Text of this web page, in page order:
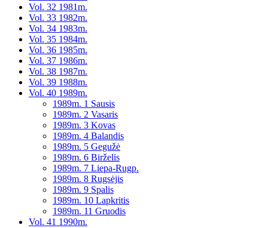
Vol. 32 1981m.
Vol. 33 1982m.
Vol. 34 1983m.
Vol. 35 1984m.
Vol. 36 1985m.
Vol. 37 1986m.
Vol. 38 1987m.
Vol. 39 1988m.
Vol. 40 1989m.
1989m. 1 Sausis
1989m. 2 Vasaris
1989m. 3 Kovas
1989m. 4 Balandis
1989m. 5 Gegužė
1989m. 6 Birželis
1989m. 7 Liepa-Rugp.
1989m. 8 Rugsėjis
1989m. 9 Spalis
1989m. 10 Lapkritis
1989m. 11 Gruodis
Vol. 41 1990m.